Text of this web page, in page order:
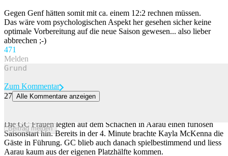
Gegen Genf hätten somit mit ca. einem 12:2 rechnen müssen.
Das wäre vom psychologischen Aspekt her gesehen sicher keine
optimale Vorbereitung auf die neue Saison gewesen... also lieber
abbrechen ;-)
471
Melden
Beitrag melden
Zum Kommentar
27 Alle Kommentare anzeigen
Die GC Frauen legten auf dem Schachen in Aarau einen furiosen
Saisonstart hin. Bereits in der 4. Minute brachte Kayla McKenna die
Gäste in Führung. GC blieb auch danach spielbestimmend und liess
Aarau kaum aus der eigenen Platzhälfte kommen.